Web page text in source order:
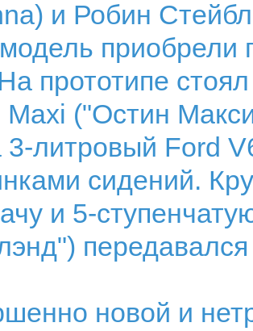
и Робин
модель
прототипе
Maxi ("Остин
3-литровый Ford
сидений.
и 5-
новой и